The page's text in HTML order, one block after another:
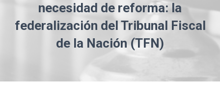
necesidad de reforma: la
federalización del Tribunal Fiscal
de la Nación (TFN)